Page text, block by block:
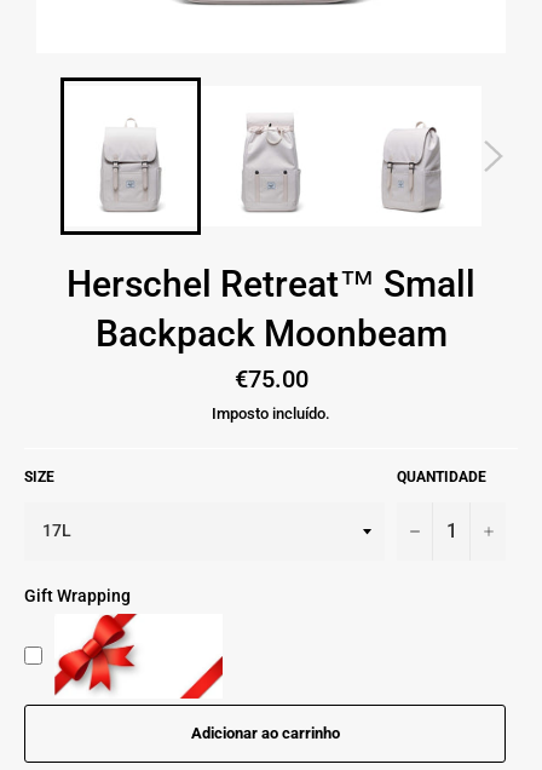
Herschel Retreat™ Small
Backpack Moonbeam
Preço
normal
€75.00
Imposto incluído.
SIZE QUANTIDADE
− +
Gift Wrapping
Adicionar ao carrinho